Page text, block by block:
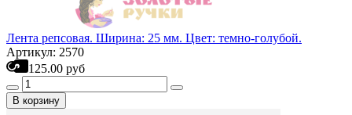
Лента репсовая. Ширина: 25 мм. Цвет: темно-голубой.
Артикул: 2570
125.00 руб
В корзину